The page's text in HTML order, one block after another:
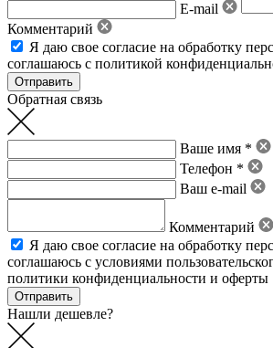
E-mail
Комментарий
Я даю свое согласие на обработку
соглашаюсь с политикой
Обратная связь
Ваше имя *
Телефон *
Ваш e-mail
Комментарий
Я даю свое согласие на обработку
соглашаюсь с условиями
политики конфиденциальности и оферты
Нашли дешевле?